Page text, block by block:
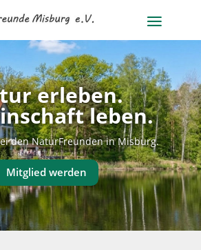
erleben.
leben.
den NaturFreunden in Misburg.
Mitglied werden